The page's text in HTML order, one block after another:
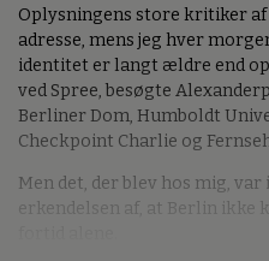
Oplysningens store kritiker
adresse, mens jeg hver
identitet er langt ældre end
ved Spree, besøgte
Berliner Dom, Humboldt
Checkpoint Charlie og
Men det, der blev hos mig,
erkendelsen af, at Berlin ikke